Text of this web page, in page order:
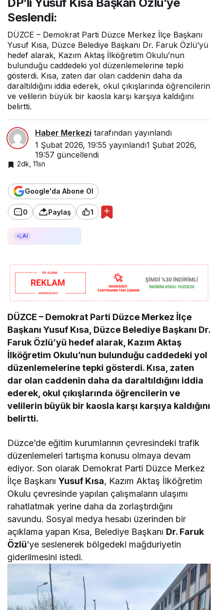
Seslendi:
DÜZCE – Demokrat Parti Düzce Merkez İlçe Başkanı
Yusuf Kısa, Düzce Belediye Başkanı Dr. Faruk Özlü’yü
hedef alarak, Kazım Aktaş İlköğretim Okulu’nun
bulunduğu caddedeki yol düzenlemelerine tepki
gösterdi. Kısa, zaten dar olan caddenin daha da
daraltıldığını iddia ederek, okul çıkışlarında öğrencilerin
ve velilerin büyük bir kaosla karşı karşıya kaldığını
belirtti.
Haber Merkezi tarafından yayınlandı
1 Şubat 2026, 19:55 yayınlandı1 Şubat 2026,
19:57 güncellendi
2dk, 11sn
Google'da Abone Ol
0 Paylaş 1
AI
DÜZCE – Demokrat Parti Düzce Merkez İlçe
Başkanı Yusuf Kısa, Düzce Belediye Başkanı Dr.
Faruk Özlü’yü hedef alarak, Kazım Aktaş
İlköğretim Okulu’nun bulunduğu caddedeki yol
düzenlemelerine tepki gösterdi. Kısa, zaten
dar olan caddenin daha da daraltıldığını iddia
ederek, okul çıkışlarında öğrencilerin ve
velilerin büyük bir kaosla karşı karşıya kaldığını
belirtti.
Düzce’de eğitim kurumlarının çevresindeki trafik
düzenlemeleri tartışma konusu olmaya devam
ediyor. Son olarak Demokrat Parti Düzce Merkez
İlçe BaşkanıYusuf Kısa, Kazım Aktaş İlköğretim
Okulu çevresinde yapılan çalışmaların ulaşımı
rahatlatmak yerine daha da zorlaştırdığını
savundu. Sosyal medya hesabı üzerinden bir
açıklama yapan Kısa, Belediye Başkanı Dr. Faruk
Özlü’ye seslenerek bölgedeki mağduriyetin
giderilmesini istedi.